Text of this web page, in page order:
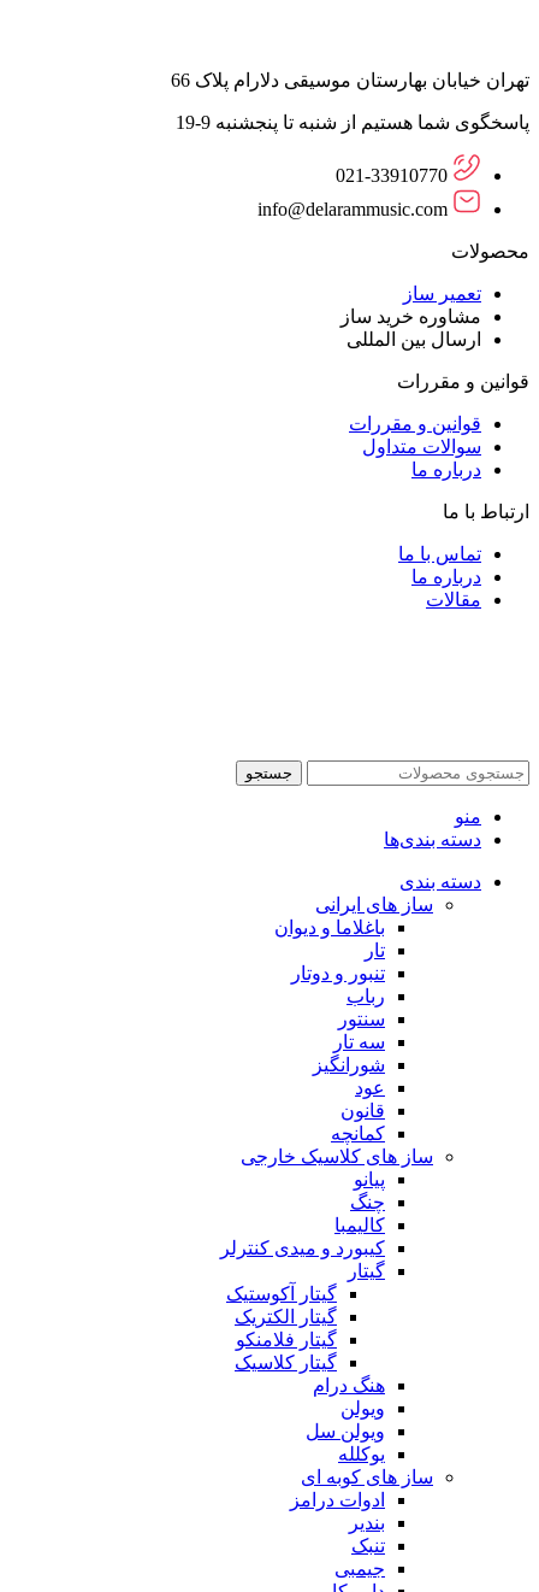
تهران خیابان بهارستان موسیقی دلارام پلاک 66
پاسخگوی شما هستیم از شنبه تا پنجشنبه 9-19
021-33910770
info@delarammusic.com
محصولات
تعمیر ساز
مشاوره خرید ساز
ارسال بین المللی
قوانین و مقررات
قوانین و مقررات
سوالات متداول
درباره ما
ارتباط با ما
تماس با ما
درباره ما
مقالات
جستجو
منو
دسته بندی‌ها
دسته بندی
ساز های ایرانی
باغلاما و دیوان
تار
تنبور و دوتار
رباب
سنتور
سه تار
شورانگیز
عود
قانون
کمانچه
ساز های کلاسیک خارجی
پیانو
چنگ
کالیمبا
کیبورد و میدی کنترلر
گیتار
گیتار آکوستیک
گیتار الکتریک
گیتار فلامنکو
گیتار کلاسیک
هنگ درام
ویولن
ویولن سل
یوکلله
ساز های کوبه ای
ادوات درامز
بندیر
تنبک
جیمبی